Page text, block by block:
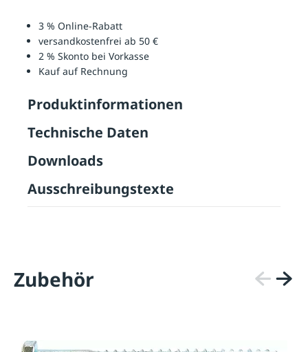
3 % Online-Rabatt
versandkostenfrei ab 50 €
2 % Skonto bei Vorkasse
Kauf auf Rechnung
Produktinformationen
Technische Daten
Downloads
Ausschreibungstexte
Zubehör